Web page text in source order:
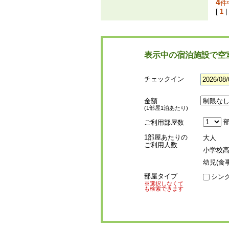
4件
[ 1
表示中の宿泊施設で空
チェックイン
金額
(1部屋1泊あたり)
ご利用部屋数
1部屋あたりの
ご利用人数
大人
小学校
幼児(食
部屋タイプ
※選択しなくて
も検索できます
シン